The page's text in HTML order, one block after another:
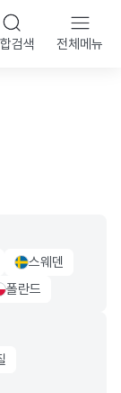
검색 전체메뉴
Flag
sweden Flag
스웨덴
Flag
폴란드